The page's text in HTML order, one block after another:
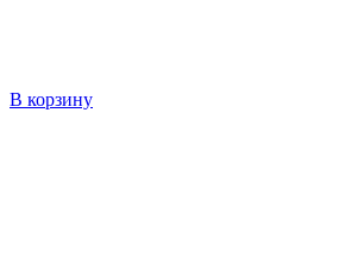
В корзину